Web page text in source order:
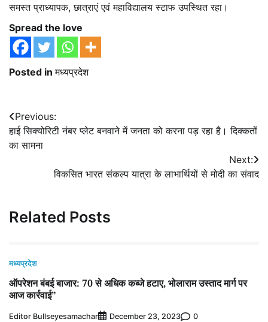
समस्त प्राध्यापक, छात्राएं एवं महाविद्यालय स्टाफ उपस्थित रहा।
Spread the love
Posted inमध्यप्रदेश
Post
navigation
Previous:
हाई सिक्योरिटी नंबर प्लेट बनवाने में जनता को करना पड़ रहा है। दिक्कतों
का सामना
Next:
विकसित भारत संकल्प यात्रा के लाभार्थियों से मोदी का संवाद
Related Posts
मध्यप्रदेश
ऑपरेशन बंबई बाजार: 70 से अधिक कब्जे हटाए, भोलाराम उस्ताद मार्ग पर
आज कार्रवाई”
Editor Bullseyesamachar December 23, 2023 0